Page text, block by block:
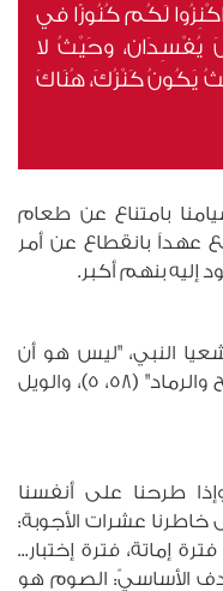
لَكُم كُنُوزًا في
يُفْسِدَان، وحَيْثُ لا
يَكُونُ كَنْزُكَ، هُنَاكَ
بامتناع عن طعام
عهداً بانقطاع عن أمر
إليه بنهم أكبر.
النبي، "ليس هو أن
أحني رأسي كعشبة وأفترش المسح والرماد" (58، 5)، والويل
طرحنا على أنفسنا
عشرات الأجوبة:
إماتة، فترة إختبار...
الأساسيّ: الصوم هو